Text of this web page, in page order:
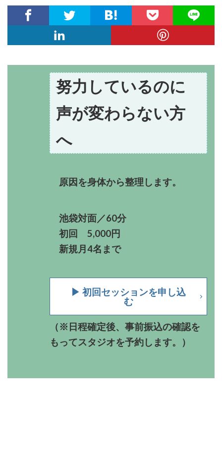
努力しているのに
声が変わらない方
へ
原因を身体から整理します。
池袋対面／60分
初回 5,000円
新規月4名まで
▶︎ 初回セッションを申し込
む
（※ 日程確定後、事前振込の確認を
もってスタジオを予約します。
）